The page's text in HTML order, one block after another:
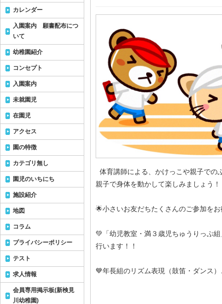
体育講師による、かけっこや親子での
親子で身体を動かして楽しみましょう！
🌟小さいお友だちたくさんのご参加を
💚「幼児教室・満３歳児ちゅうりっぷ
行います！！
💙年長組のリズム表現（鼓笛・ダンス
カレンダー
入園案内 願書配布につ
いて
幼稚園紹介
コンセプト
入園案内
未就園児
在園児
アクセス
園の特徴
カテゴリ無し
園児のいちにち
施設紹介
地図
コラム
プライバシーポリシー
テスト
求人情報
会員専用掲示板(新検見
川幼稚園)